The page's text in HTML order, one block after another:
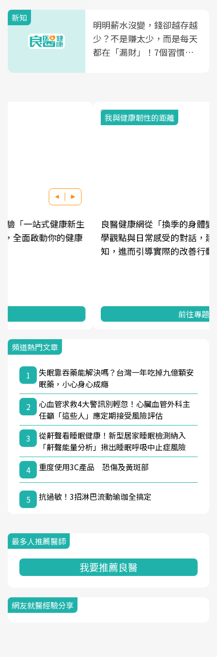
新知
明明薪水沒變，錢卻越存越
少？不是賺太少，而是每天
都在「漏財」！7個習慣一
良醫健康網從「換季的身體變化」出發，透過醫
學觀點與日常感受的對話，建立對亞健康的認
知，進而引導實際的改善行動。
頻道熱門文章
1
失眠靠吞藥能解決嗎？台灣一年吃掉九億顆安
眠藥，小心身心成癮
2
心血管求救4大警訊別輕忽！心臟血管外科主
任籲「這些人」應定期接受風險評估
3
從鼾聲看睡眠健康！新型居家睡眠檢測納入
「鼾聲能量分析」揪出睡眠呼吸中止症風險
4
重度使用3C產品 恐傷及黃斑部
5 抗過敏！3招淋巴流動瑜珈全搞定
最多人推薦醫師
我要推薦良醫
網友就醫經驗分享